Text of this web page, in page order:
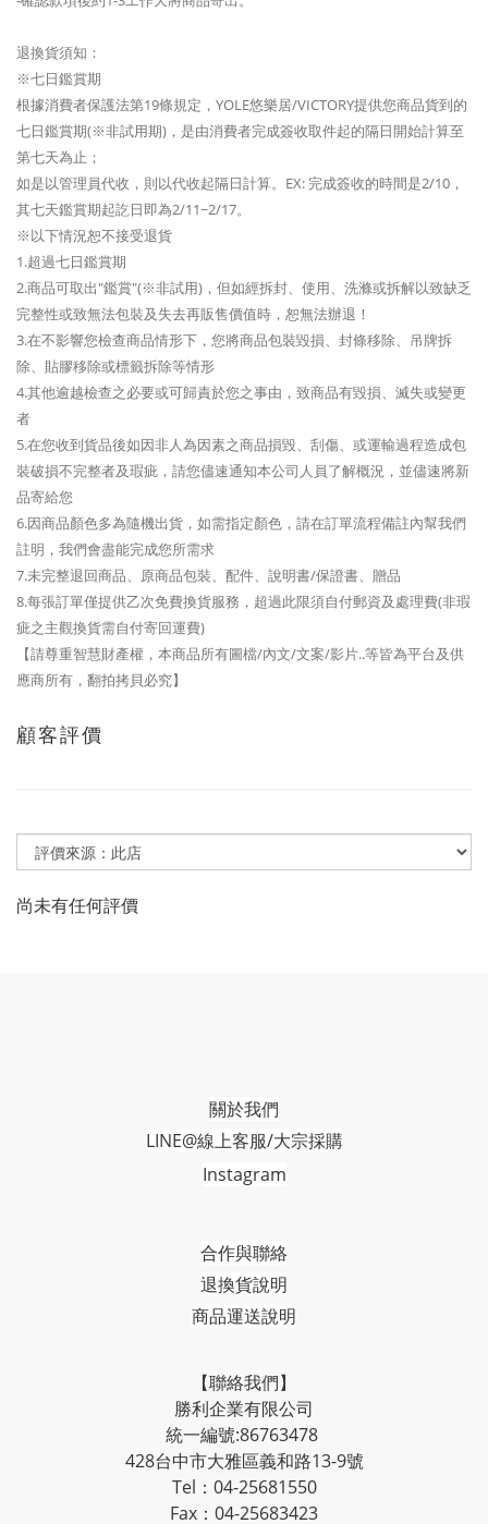
退換貨須知：
※七日鑑賞期
根據消費者保護法第19條規定，YOLE悠樂居/VICTORY提供您商品貨到的
七日鑑賞期(※非試用期)，是由消費者完成簽收取件起的隔日開始計算至
第七天為止；
如是以管理員代收，則以代收起隔日計算。EX: 完成簽收的時間是2/10，
其七天鑑賞期起訖日即為2/11~2/17。
※以下情況恕不接受退貨
1.超過七日鑑賞期
2.商品可取出"鑑賞"(※非試用)，但如經拆封、使用、洗滌或拆解以致缺乏
完整性或致無法包裝及失去再販售價值時，恕無法辦退！
3.在不影響您檢查商品情形下，您將商品包裝毀損、封條移除、吊牌拆
除、貼膠移除或標籤拆除等情形
4.其他逾越檢查之必要或可歸責於您之事由，致商品有毀損、滅失或變更
者
5.在您收到貨品後如因非人為因素之商品損毀、刮傷、或運輸過程造成包
裝破損不完整者及瑕疵，請您儘速通知本公司人員了解概況，並儘速將新
品寄給您
6.因商品顏色多為隨機出貨，如需指定顏色，請在訂單流程備註內幫我們
註明，我們會盡能完成您所需求
7.未完整退回商品、原商品包裝、配件、說明書/保證書、贈品
8.每張訂單僅提供乙次免費換貨服務，超過此限須自付郵資及處理費(非瑕
疵之主觀換貨需自付寄回運費)
【請尊重智慧財產權，本商品所有圖檔/內文/文案/影片..等皆為平台及供
應商所有，翻拍拷貝必究】
顧客評價
尚未有任何評價
關於我們
LINE@線上客服/大宗採購
Instagram
合作與聯絡
退換貨說明
商品運送說明
【聯絡我們】
勝利企業有限公司
統一編號:86763478
428台中市大雅區義和路13-9號
Tel：04-25681550
Fax：04-25683423